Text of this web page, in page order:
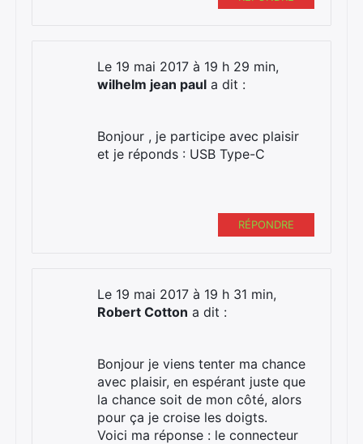
Le 19 mai 2017 à 19 h 29 min,
wilhelm jean paul a dit :
Bonjour , je participe avec plaisir
et je réponds : USB Type-C
RÉPONDRE
Le 19 mai 2017 à 19 h 31 min,
Robert Cotton a dit :
Bonjour je viens tenter ma chance
avec plaisir, en espérant juste que
la chance soit de mon côté, alors
pour ça je croise les doigts.
Voici ma réponse : le connecteur